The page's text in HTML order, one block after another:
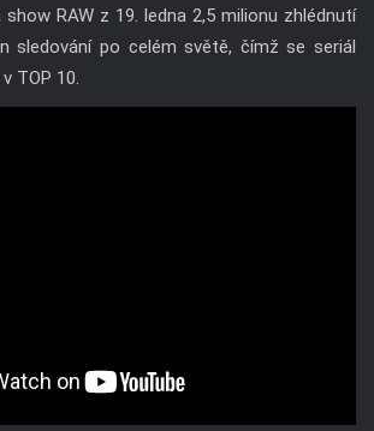
RAW z 19. ledna 2,5 milionu zhlédnutí
sledování po celém světě, čímž se seriál
TOP 10.